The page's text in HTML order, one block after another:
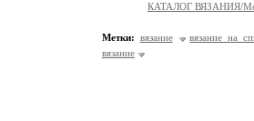
КАТАЛОГ ВЯЗАНИЯ/
Метки: вязание
вязание на
вязание